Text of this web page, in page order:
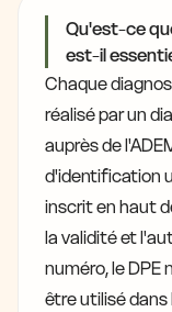
Qu'est-ce
est-il
Chaque
réalisé par un
auprès de
d'identification
inscrit en haut
la validité et
numéro, le DPE
être utilisé dans